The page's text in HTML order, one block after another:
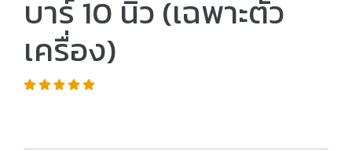
บาร์ 10 นิ้ว (เฉพาะตัว
เครื่อง)